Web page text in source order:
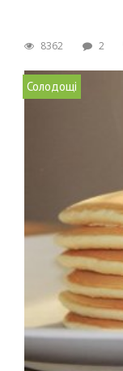
8362 2
Солодощі